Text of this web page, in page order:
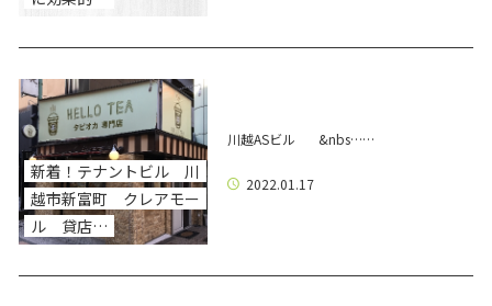
新着！テナントビル 川
越市新富町 クレアモー
ル 貸店…
川越ASビル &nbs……
2022.01.17